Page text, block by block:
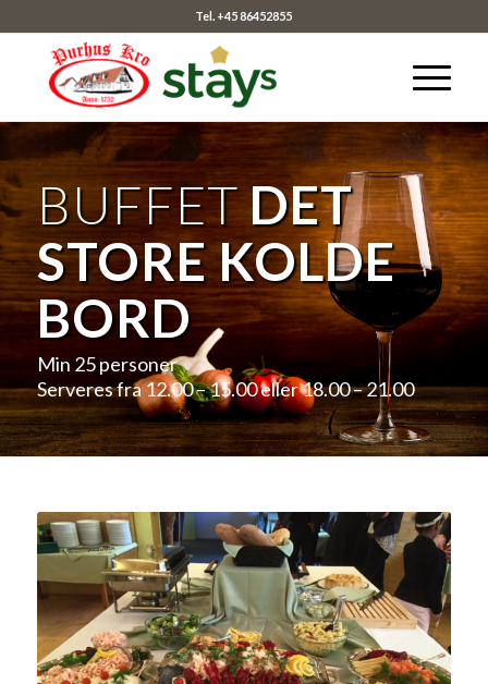
Tel. +45 86452855
BUFFETDET
STORE KOLDE
BORD
Min 25 personer
Serveres fra 12.00 – 15.00 eller 18.00 – 21.00